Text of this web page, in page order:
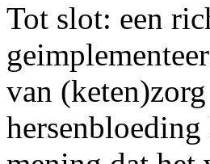
Tot slot: een
van